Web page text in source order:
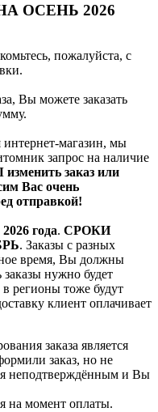
ОСЕНЬ 2026
пожалуйста, с
Вы можете заказать
интернет-магазин, мы
запрос на наличие
заказ или
Вас очень
отправкой!
года. СРОКИ
. Заказы с разных
время, Вы должны
нужно будет
в регионы тоже будут
клиент оплачивает
заказа является
заказ, но не
неподтверждённым и Вы
на момент оплаты.